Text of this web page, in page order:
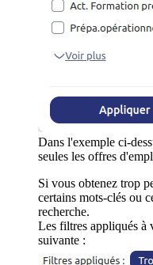
Dans l'exemple ci-
seules les offres
Si vous obtenez trop
certains mots-clés ou
recherche.
Les filtres appliqués à
suivante :